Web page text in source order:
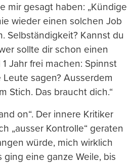
mir gesagt haben: „Kündige
wieder einen solchen Job
Selbständigkeit? Kannst du
sollte dir schon einen
Jahr frei machen: Spinnst
sagen? Ausserdem
Stich. Das braucht dich.“
on“. Der innere Kritiker
„ausser Kontrolle“ geraten
würde, mich wirklich
ging eine ganze Weile, bis